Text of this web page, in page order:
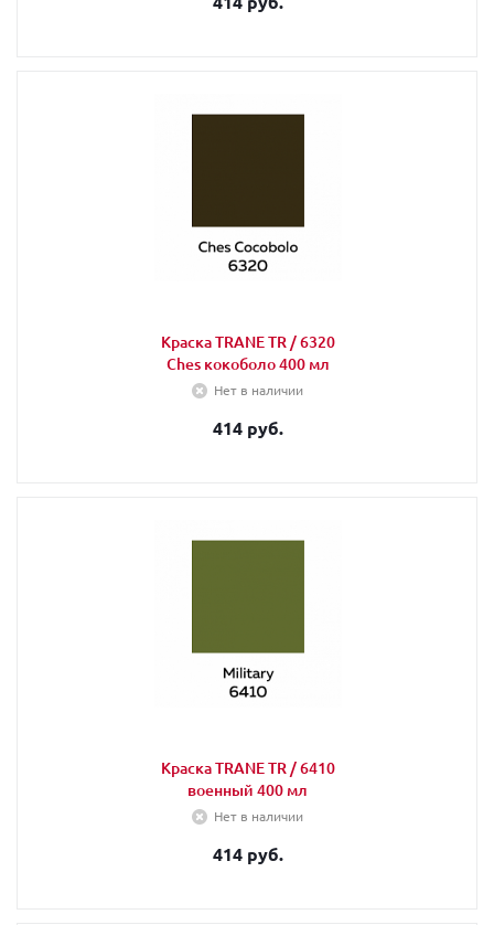
Краска TRANE TR / 6320
Ches кокоболо 400 мл
Нет в наличии
414 руб.
Краска TRANE TR / 6410
военный 400 мл
Нет в наличии
414 руб.